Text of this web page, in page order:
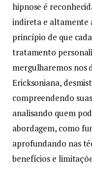
hipnose é
indireta e altamente
princípio de que
tratamento
mergulharemos nos
Ericksoniana,
compreendendo
analisando quem
abordagem, como
aprofundando nas
benefícios e